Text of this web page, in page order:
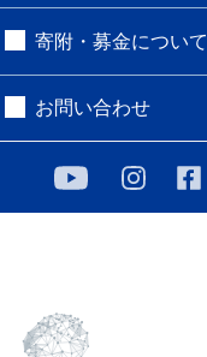
寄附・募金について
お問い合わせ